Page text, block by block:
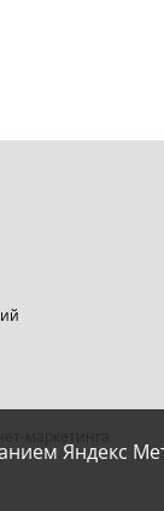
Яндекс